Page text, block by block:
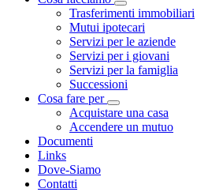
Visualizza menù di
Trasferimenti immobiliari
Mutui ipotecari
Servizi per le aziende
Servizi per i giovani
Servizi per la famiglia
Successioni
Cosa fare per
Visualizza menù di
Acquistare una casa
Accendere un mutuo
Documenti
Links
Dove-Siamo
Contatti